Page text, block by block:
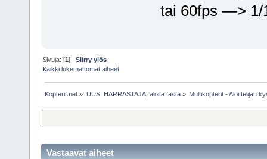
tai 60fps —> 1/
Sivuja: [1]Siirry ylös
Kaikki lukemattomat aiheet
Kopterit.net » UUSI HARRASTAJA, aloita tästä» Multikopterit - Aloittelijan
Vastaavat aiheet